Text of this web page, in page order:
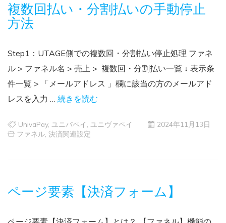
複数回払い・分割払いの手動停止
方法
Step1：UTAGE側での複数回・分割払い停止処理 ファネ
ル > ファネル名 > 売上 > 複数回・分割払い一覧 ↓ 表示条
件一覧 > 「メールアドレス 」欄に該当の方のメールアド
レスを入力 … 続きを読む
UnivaPay, ユニバペイ ユニヴァペイ
2024年11月13日
ファネル 決済関連設定
ページ要素【決済フォーム】